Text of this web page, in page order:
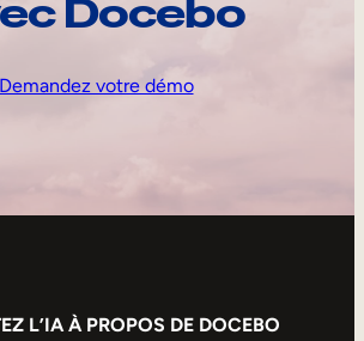
Docebo
Demandez votre démo
L’IA À PROPOS DE DOCEBO